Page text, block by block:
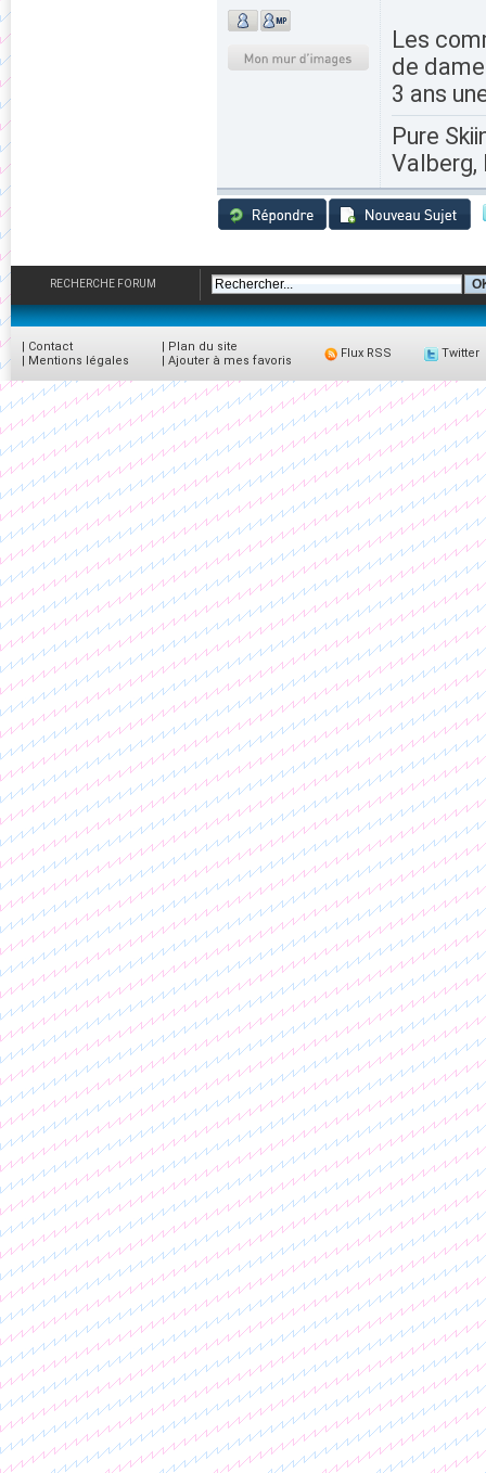
Les
de
3 ans
Pure
Valberg,
RECHERCHE FORUM
| Contact
| Mentions légales
| Plan du site
| Ajouter à mes favoris
Flux RSS Twitter